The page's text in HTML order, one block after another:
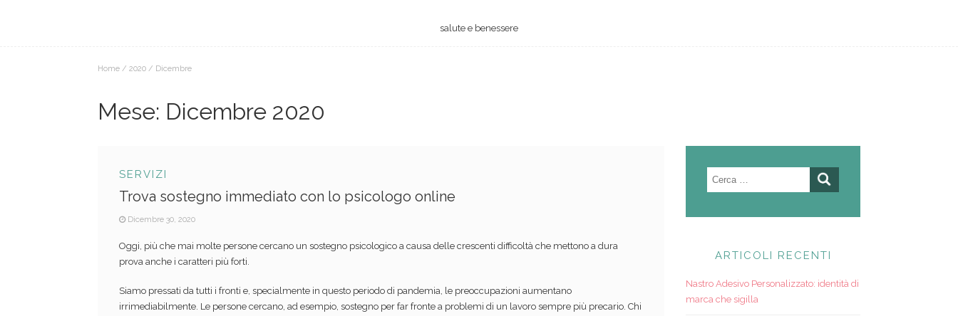
salute e benessere
Home / 2020 / Dicembre
Mese: Dicembre 2020
SERVIZI
Trova sostegno immediato con lo psicologo online
Dicembre 30, 2020
Oggi, più che mai molte persone cercano un sostegno psicologico a causa delle crescenti difficoltà che mettono a dura
prova anche i caratteri più forti.
Siamo pressati da tutti i fronti e, specialmente in questo periodo di pandemia, le preoccupazioni aumentano
irrimediabilmente. Le persone cercano, ad esempio, sostegno per far fronte a problemi di un lavoro sempre più precario. Chi
Ricerca
ARTICOLI RECENTI
Nastro Adesivo Personalizzato: identità di
marca che sigilla